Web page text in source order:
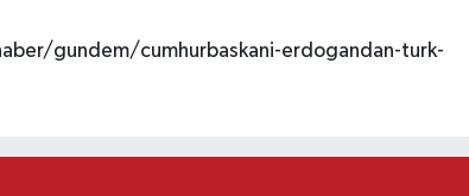
gundem/cumhurbaskani-erdogandan-turk-